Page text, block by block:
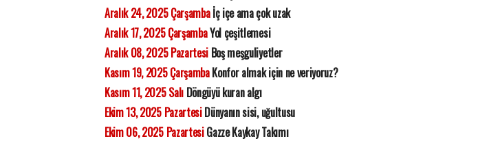
Aralık 24, 2025 Çarşambaİç içe ama çok uzak
Aralık 17, 2025 ÇarşambaYol çeşitlemesi
Aralık 08, 2025 Pazartesi Boş meşguliyetler
Kasım 19, 2025 ÇarşambaKonfor almak için ne veriyoruz?
Kasım 11, 2025 SalıDöngüyü kuran algı
Ekim 13, 2025 PazartesiDünyanın sisi, uğultusu
Ekim 06, 2025 PazartesiGazze Kaykay Takımı